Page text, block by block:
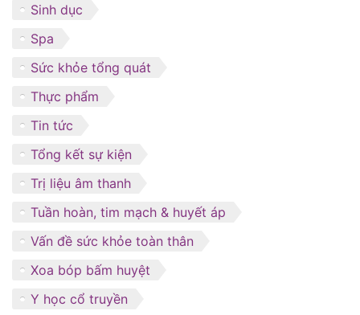
Sinh dục
Spa
Sức khỏe tổng quát
Thực phẩm
Tin tức
Tổng kết sự kiện
Trị liệu âm thanh
Tuần hoàn, tim mạch & huyết áp
Vấn đề sức khỏe toàn thân
Xoa bóp bấm huyệt
Y học cổ truyền